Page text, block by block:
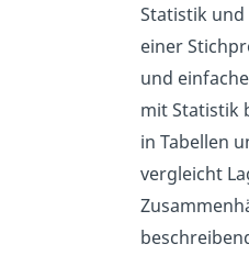
Statistik
einer
und
mit Statistik
in Tabellen
vergleicht